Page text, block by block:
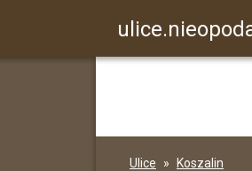
Ulice Koszalin